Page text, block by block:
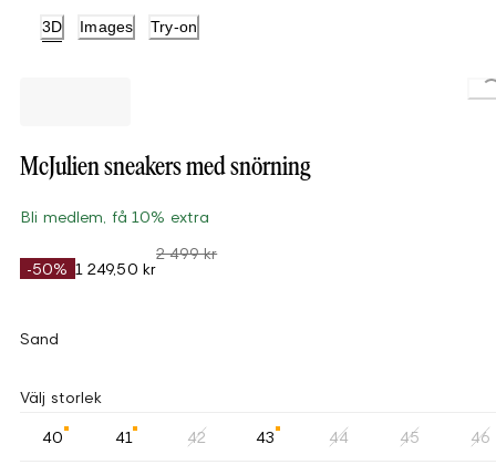
3D Images Try-on
McJulien sneakers med snörning
Bli medlem, få 10% extra
-50% 1 249,50 kr
2 499 kr
Sand
Välj storlek
40 41 42 43 44 45 46